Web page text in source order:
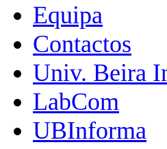
Equipa
Contactos
Univ. Beira
LabCom
UBInforma